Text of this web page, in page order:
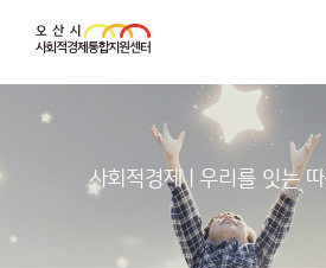
사회적경제 | 우리를 잇는